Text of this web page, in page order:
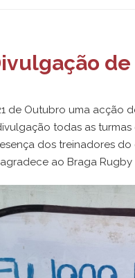
de
de Outubro uma acção
todas as
dos treinadores
ao Braga